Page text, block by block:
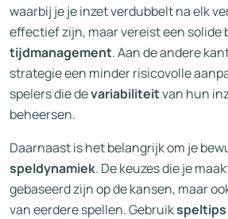
waarbij je je inzet verdubbelt na elk
effectief zijn, maar vereist een solide
tijdmanagement. Aan de andere
strategie een minder risicovolle
spelers die devariabiliteitvan hun
beheersen.
Daarnaast is het belangrijk om je
speldynamiek. De keuzes die je
gebaseerd zijn op de kansen, maar
van eerdere spellen. Gebruikspeltips